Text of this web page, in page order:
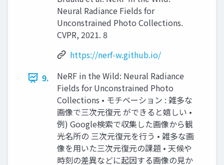
Neural Radiance Fields for
Unconstrained Photo Collections.
CVPR, 2021. 8
https://nerf-w.github.io/
9.
NeRF in the Wild: Neural Radiance
Fields for Unconstrained Photo
Collections • モチベーション : 雑多な
画像で三次元復元 ができると嬉しい •
例) Google検索で収集した画像から観
光名所の 三次元復元を行う • 雑多な画
像を用いた三次元復元の課題 • 天候や
時刻の差異などに起因する画像の見か